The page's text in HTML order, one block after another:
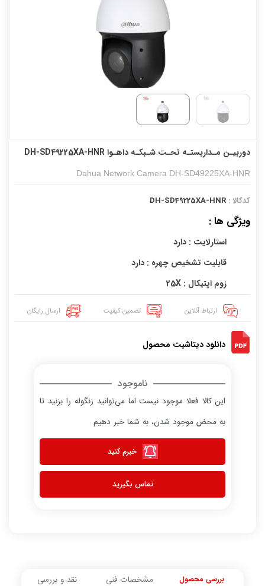
دوربیـن مـداربستـه تحـت شـبکـه داهـوا DH-SD49225XA-HNR
Dahua Network Camera DH-SD49225XA-HNR
کدکالا : DH-SD49225XA-HNR
ویژگی ها :
استارلایت : دارد
قابلیت تشخیص چهره : دارد
زوم اپتیکال : 25X
ارتباط آنلاین تضمین کیفیت ارسال رایگان
دانلود دیتاشیت محصول
ناموجود
این کالا فعلا موجود نیست اما می‌توانید زنگوله را بزنید تا
به محض موجود شدن، به شما خبر دهیم
خبرم کنید
تماس بگیرید
بررسی محصول مشخصات فنی نقد و بررسی